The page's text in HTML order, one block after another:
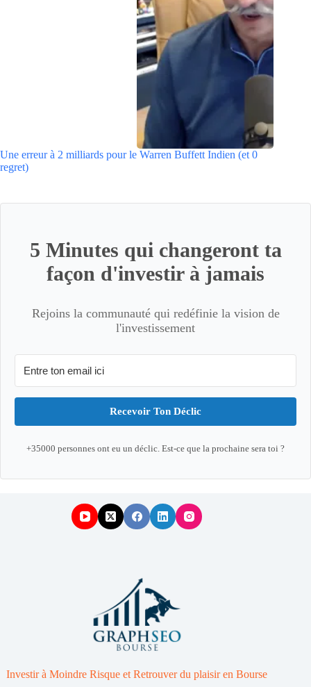
Une erreur à 2 milliards pour le Warren Buffett Indien (et 0
regret)
5 Minutes qui changeront ta
façon d'investir à jamais
Rejoins la communauté qui redéfinie la vision de
l'investissement
Recevoir Ton Déclic
+35000 personnes ont eu un déclic. Est-ce que la prochaine sera toi ?
Investir à Moindre Risque et Retrouver du plaisir en Bourse